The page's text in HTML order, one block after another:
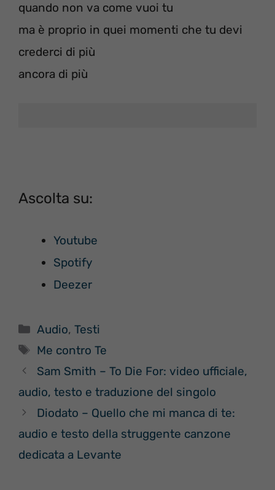
quando non va come vuoi tu
ma è proprio in quei momenti che tu devi
crederci di più
ancora di più
Ascolta su:
Youtube
Spotify
Deezer
Categorie
Audio,Testi
Tag
Me contro Te
Sam Smith – To Die For: video ufficiale,
audio, testo e traduzione del singolo
Diodato – Quello che mi manca di te:
audio e testo della struggente canzone
dedicata a Levante